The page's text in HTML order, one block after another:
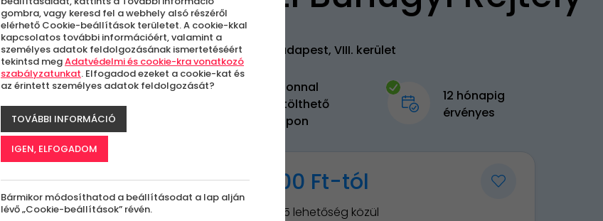
Budapest, VIII. kerület
Azonnal
letölthető
kupon
12 hónapig
érvényes
14 500 Ft-tól
Válassz 5 lehetőség közül
gombra, vagy keresd fel a webhely alsó részéről
elérhető Cookie-beállítások területet. A cookie-kkal
kapcsolatos további információért, valamint a
személyes adatok feldolgozásának ismertetéséért
tekintsd megAdatvédelmi és cookie-kra vonatkozó
szabályzatunkat. Elfogadod ezeket a cookie-kat és
az érintett személyes adatok feldolgozását?
TOVÁBBI INFORMÁCIÓ
IGEN, ELFOGADOM
Bármikor módosíthatod a beállításodat a lap alján
lévő „Cookie-beállítások” révén.